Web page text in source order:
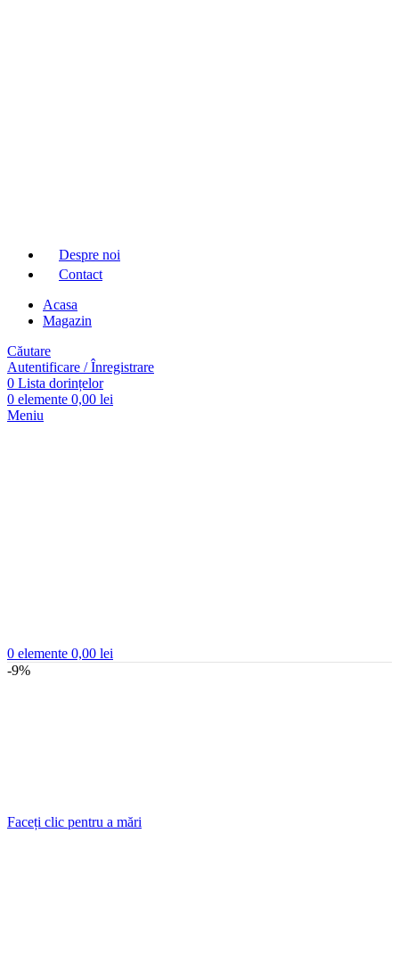
Despre noi
Contact
Acasa
Magazin
Căutare
Autentificare / Înregistrare
0 Lista dorințelor
0 elemente 0,00 lei
Meniu
0 elemente 0,00 lei
-9%
Faceți clic pentru a mări